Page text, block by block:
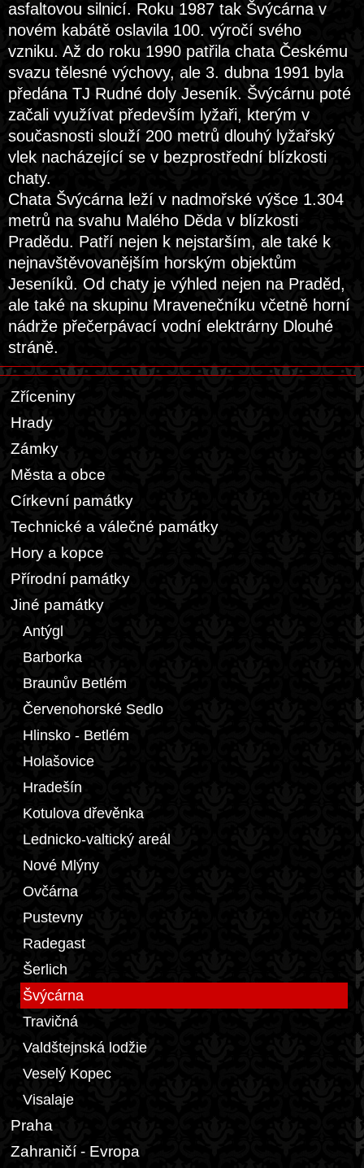
asfaltovou silnicí. Roku 1987 tak Švýcárna v
novém kabátě oslavila 100. výročí svého
vzniku. Až do roku 1990 patřila chata Českému
svazu tělesné výchovy, ale 3. dubna 1991 byla
předána TJ Rudné doly Jeseník. Švýcárnu poté
začali využívat především lyžaři, kterým v
současnosti slouží 200 metrů dlouhý lyžařský
vlek nacházející se v bezprostřední blízkosti
chaty.
Chata Švýcárna leží v nadmořské výšce 1.304
metrů na svahu Malého Děda v blízkosti
Pradědu. Patří nejen k nejstarším, ale také k
nejnavštěvovanějším horským objektům
Jeseníků. Od chaty je výhled nejen na Praděd,
ale také na skupinu Mravenečníku včetně horní
nádrže přečerpávací vodní elektrárny Dlouhé
stráně.
Zříceniny
Hrady
Zámky
Města a obce
Církevní památky
Technické a válečné památky
Hory a kopce
Přírodní památky
Jiné památky
Antýgl
Barborka
Braunův Betlém
Červenohorské Sedlo
Hlinsko - Betlém
Holašovice
Hradešín
Kotulova dřevěnka
Lednicko-valtický areál
Nové Mlýny
Ovčárna
Pustevny
Radegast
Šerlich
Švýcárna
Travičná
Valdštejnská lodžie
Veselý Kopec
Visalaje
Praha
Zahraničí - Evropa